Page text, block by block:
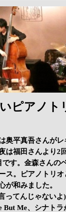
ピアノト
奥平真吾さんが
は福田さんより2
す。金森さんの
ス。ピアノトリ
が和みました。
ってんじゃないよ
But Me、シナト